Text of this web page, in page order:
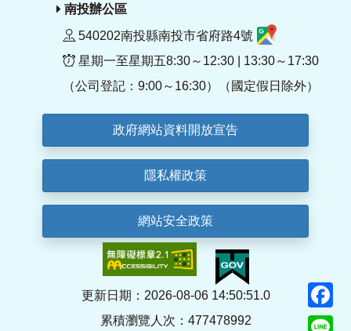
南投辦公區
540202南投縣南投市省府路4號
星期一至星期五8:30～12:30 | 13:30～17:30
（公司登記：9:00～16:30）（國定假日除外）
政府網站資料開放宣告
隱私權政策
網站安全政策
更新日期：2026-08-06 14:50:51.0
累積瀏覽人次：477478992